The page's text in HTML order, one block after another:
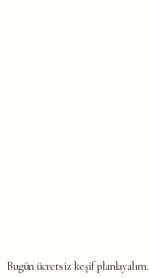
Bugün ücretsiz keşif planlayalım.